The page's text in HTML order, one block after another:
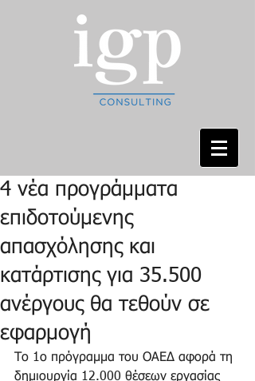
4 νέα προγράμματα
επιδοτούμενης
απασχόλησης και
κατάρτισης για 35.500
ανέργους θα τεθούν σε
εφαρμογή
Το 1ο πρόγραμμα του ΟΑΕΔ αφορά τη
δημιουργία 12.000 θέσεων εργασίας